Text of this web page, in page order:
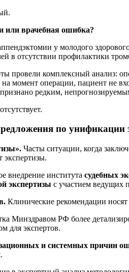
или врачебная ошибка?
у молодого
в отсутствии профилактики
провели комплексный анализ:
момент операции, пациент не
редким,
по унификации
Часты ситуации, когда
экспертизы.
внедрение института судебных
экспертизы с участием ведущих
Клинические рекомендации
Минздравом РФ более
для экспертов.
и системных причин